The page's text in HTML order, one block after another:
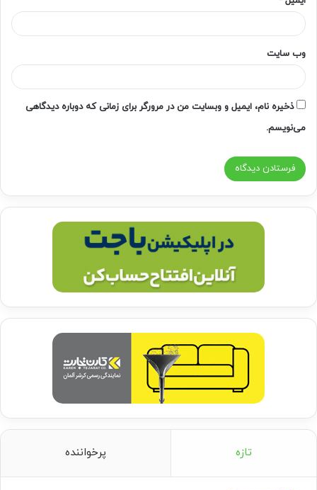
وب‌ سایت
ذخیره نام، ایمیل و وبسایت من در مرورگر برای زمانی که دوباره دیدگاهی
می‌نویسم.
تازه پرخواننده